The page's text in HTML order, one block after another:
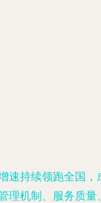
速持续领跑全国
理机制、服务质量